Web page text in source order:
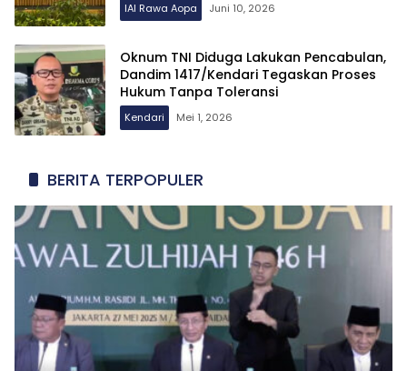
IAI Rawa Aopa Juni 10, 2026
Oknum TNI Diduga Lakukan Pencabulan,
Dandim 1417/Kendari Tegaskan Proses
Hukum Tanpa Toleransi
Kendari Mei 1, 2026
BERITA TERPOPULER